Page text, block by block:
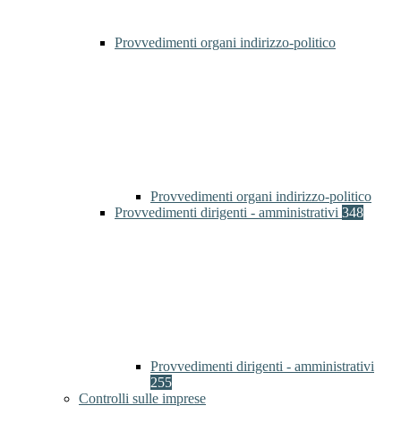
Provvedimenti organi indirizzo-politico
Provvedimenti organi indirizzo-politico
Provvedimenti dirigenti - amministrativi 348
Provvedimenti dirigenti - amministrativi
255
Controlli sulle imprese